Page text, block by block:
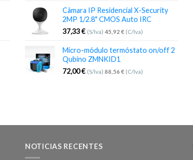
Câmara IP Residencial X-Security
2MP 1/2.8" CMOS Auto IRC
37,33€ (S/Iva) 45,92 € (C/Iva)
Micro-módulo termóstato on/off 2
Qubino ZMNKID1
72,00€ (S/Iva) 88,56 € (C/Iva)
NOTICIAS RECENTES